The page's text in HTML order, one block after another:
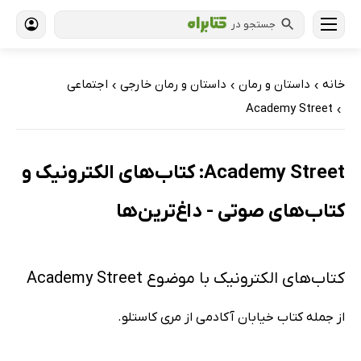
جستجو در
خانه › داستان و رمان › داستان و رمان خارجی › اجتماعی
›
Academy Street
Academy Street: کتاب‌های الکترونیک و
کتاب‌های صوتی - داغ‌ترین‌ها
کتاب‌های الکترونیک با موضوع Academy Street
از جمله کتاب خیابان آکادمی از مری کاستلو.